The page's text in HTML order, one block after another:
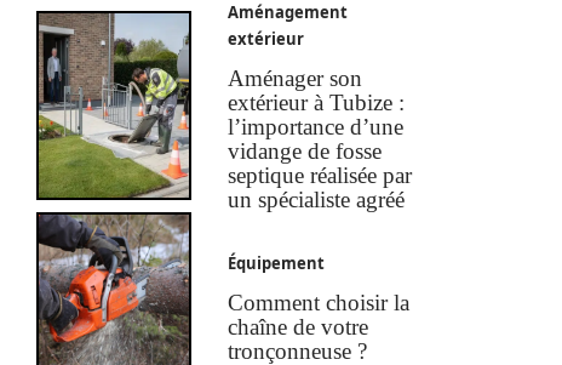
Aménagement
extérieur
Aménager son
extérieur à Tubize :
l’importance d’une
vidange de fosse
septique réalisée par
un spécialiste agréé
Équipement
Comment choisir la
chaîne de votre
tronçonneuse ?